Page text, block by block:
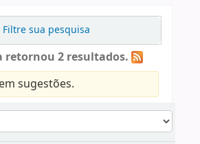
Filtre sua pesquisa
retornou 2 resultados.
sugestões.